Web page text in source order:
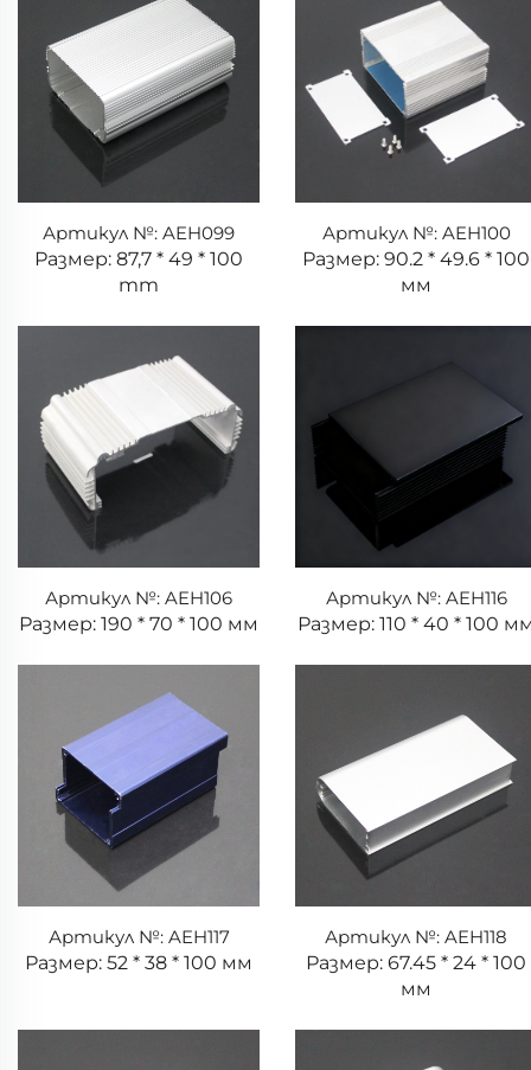
Артикул №: AEH099
Размер: 87,7 * 49 * 100
mm
Артикул №: AEH100
Размер: 90.2 * 49.6 * 100
мм
Артикул №: AEH106
Размер: 190 * 70 * 100 мм
Артикул №: AEH116
Размер: 110 * 40 * 100
Артикул №: AEH117
Размер: 52 * 38 * 100 мм
Артикул №: AEH118
Размер: 67.45 * 24 * 100
мм